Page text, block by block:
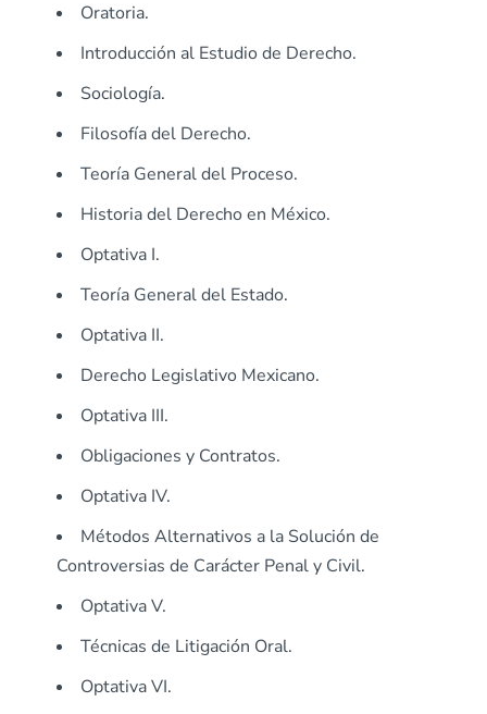
Oratoria.
Introducción al Estudio de Derecho.
Sociología.
Filosofía del Derecho.
Teoría General del Proceso.
Historia del Derecho en México.
Optativa I.
Teoría General del Estado.
Optativa II.
Derecho Legislativo Mexicano.
Optativa III.
Obligaciones y Contratos.
Optativa IV.
Métodos Alternativos a la Solución de
Controversias de Carácter Penal y Civil.
Optativa V.
Técnicas de Litigación Oral.
Optativa VI.